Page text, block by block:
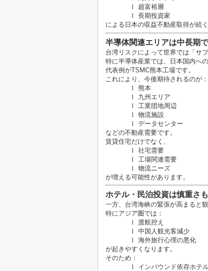
l
超富裕層
l
長期投資家
による日本の収益不動産取得が続
半導体関連エリアは中長期
台湾リスクによって世界では「サ
特に半導体産業では、日本国内へ
代表例がTSMC熊本工場です。
これにより、今後期待されるのが：
l
熊本
l
九州エリア
l
工業団地周辺
l
物流施設
l
データセンター
などの不動産需要です。
賃貸住宅だけでなく、
l
社宅需要
l
工場関連需要
l
物流ニーズ
が増える可能性があります。
ホテル・民泊投資は慎重さ
一方、台湾海峡の緊張が高まると
特にアジア圏では：
l
渡航控え
l
中国人観光客減少
l
海外旅行心理の悪化
が起きやすくなります。
そのため：
l
インバウンド依存ホテ